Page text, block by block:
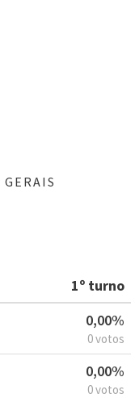
1º turno
0,00%
0 votos
0,00%
0 votos